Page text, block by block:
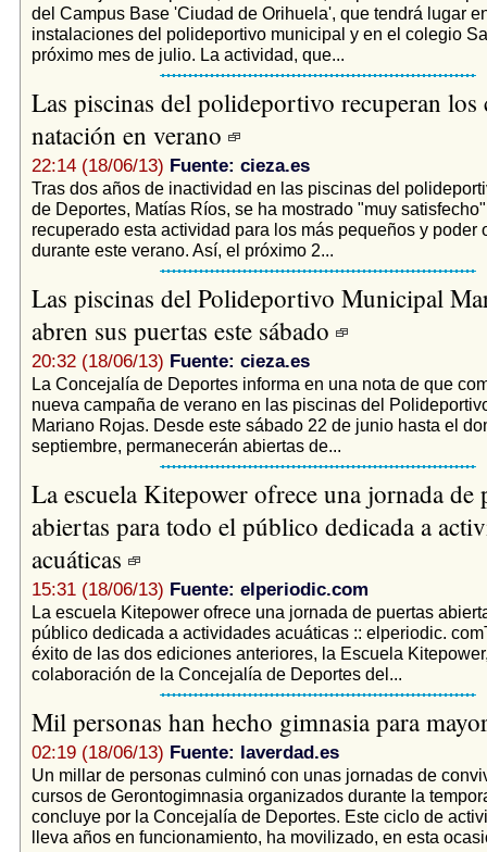
del Campus Base 'Ciudad de Orihuela', que tendrá lugar
instalaciones del polideportivo municipal y en el colegio
próximo mes de julio. La actividad, que...
Las piscinas del polideportivo recuperan los
natación en verano
22:14 (18/06/13) Fuente: cieza.es
Tras dos años de inactividad en las piscinas del
de Deportes, Matías Ríos, se ha mostrado "muy
recuperado esta actividad para los más pequeños y poder
durante este verano. Así, el próximo 2...
Las piscinas del Polideportivo Municipal
abren sus puertas este sábado
20:32 (18/06/13) Fuente: cieza.es
La Concejalía de Deportes informa en una nota de que
nueva campaña de verano en las piscinas del
Mariano Rojas. Desde este sábado 22 de junio hasta el
septiembre, permanecerán abiertas de...
La escuela Kitepower ofrece una jornada de
abiertas para todo el público dedicada a
acuáticas
15:31 (18/06/13) Fuente: elperiodic.com
La escuela Kitepower ofrece una jornada de puertas
público dedicada a actividades acuáticas :: elperiodic.
éxito de las dos ediciones anteriores, la Escuela
colaboración de la Concejalía de Deportes del...
Mil personas han hecho gimnasia para
02:19 (18/06/13) Fuente: laverdad.es
Un millar de personas culminó con unas jornadas de
cursos de Gerontogimnasia organizados durante la
concluye por la Concejalía de Deportes. Este ciclo de
lleva años en funcionamiento, ha movilizado, en esta